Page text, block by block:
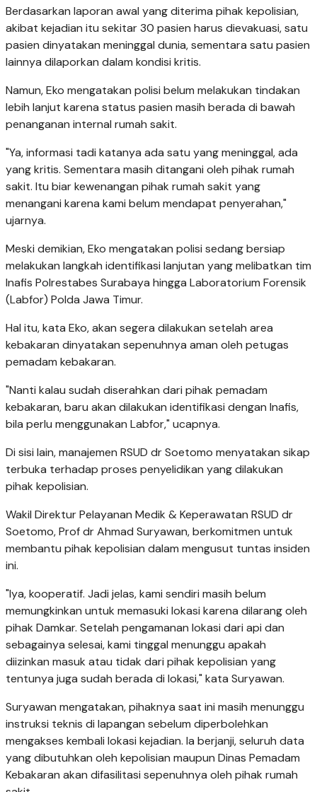
Berdasarkan laporan awal yang diterima pihak kepolisian,
akibat kejadian itu sekitar 30 pasien harus dievakuasi, satu
pasien dinyatakan meninggal dunia, sementara satu pasien
lainnya dilaporkan dalam kondisi kritis.
Namun, Eko mengatakan polisi belum melakukan tindakan
lebih lanjut karena status pasien masih berada di bawah
penanganan internal rumah sakit.
"Ya, informasi tadi katanya ada satu yang meninggal, ada
yang kritis. Sementara masih ditangani oleh pihak rumah
sakit. Itu biar kewenangan pihak rumah sakit yang
menangani karena kami belum mendapat penyerahan,"
ujarnya.
Meski demikian, Eko mengatakan polisi sedang bersiap
melakukan langkah identifikasi lanjutan yang melibatkan tim
Inafis Polrestabes Surabaya hingga Laboratorium Forensik
(Labfor) Polda Jawa Timur.
Hal itu, kata Eko, akan segera dilakukan setelah area
kebakaran dinyatakan sepenuhnya aman oleh petugas
pemadam kebakaran.
"Nanti kalau sudah diserahkan dari pihak pemadam
kebakaran, baru akan dilakukan identifikasi dengan Inafis,
bila perlu menggunakan Labfor," ucapnya.
Di sisi lain, manajemen RSUD dr Soetomo menyatakan sikap
terbuka terhadap proses penyelidikan yang dilakukan
pihak kepolisian.
Wakil Direktur Pelayanan Medik & Keperawatan RSUD dr
Soetomo, Prof dr Ahmad Suryawan, berkomitmen untuk
membantu pihak kepolisian dalam mengusut tuntas insiden
ini.
"Iya, kooperatif. Jadi jelas, kami sendiri masih belum
memungkinkan untuk memasuki lokasi karena dilarang oleh
pihak Damkar. Setelah pengamanan lokasi dari api dan
sebagainya selesai, kami tinggal menunggu apakah
diizinkan masuk atau tidak dari pihak kepolisian yang
tentunya juga sudah berada di lokasi," kata Suryawan.
Suryawan mengatakan, pihaknya saat ini masih menunggu
instruksi teknis di lapangan sebelum diperbolehkan
mengakses kembali lokasi kejadian. Ia berjanji, seluruh data
yang dibutuhkan oleh kepolisian maupun Dinas Pemadam
Kebakaran akan difasilitasi sepenuhnya oleh pihak rumah